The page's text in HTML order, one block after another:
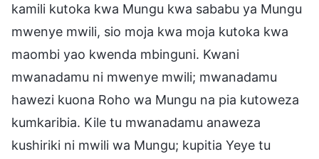
kamili kutoka kwa Mungu kwa sababu ya Mungu
mwenye mwili, sio moja kwa moja kutoka kwa
maombi yao kwenda mbinguni. Kwani
mwanadamu ni mwenye mwili; mwanadamu
hawezi kuona Roho wa Mungu na pia kutoweza
kumkaribia. Kile tu mwanadamu anaweza
kushiriki ni mwili wa Mungu; kupitia Yeye tu